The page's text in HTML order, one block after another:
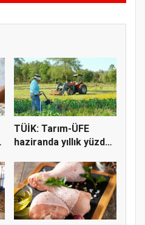
TÜİK: Tarım-ÜFE
haziranda yıllık yüzde